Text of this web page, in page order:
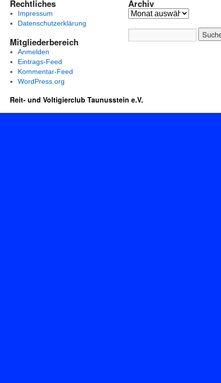
Rechtliches
Impressum
Datenschutzerklärung
Mitgliederbereich
Anmelden
Eintrags-Feed
Kommentar-Feed
WordPress.org
Archiv
Reit- und Voltigierclub Taunusstein e.V.